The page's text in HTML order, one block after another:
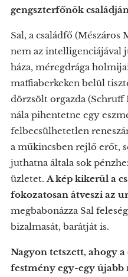
gengszterfőnök
Sal, a családfő
nem az intelligenciájával
háza, méregdrága
maffiaberkeken belül
dörzsölt orgazda (Schruff
nála pihentetne egy
felbecsülhetetlen
a műkincsben rejlő erőt,
juthatna általa sok
üzletet. A kép kikerül a
fokozatosan átveszi az
megbabonázza Sal
bizalmasát, barátját is.
Nagyon tetszett, ahogy
festmény egy-egy újabb